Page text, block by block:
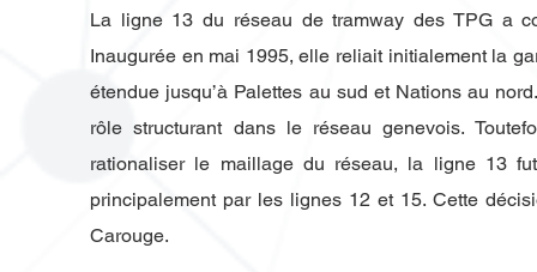
La ligne 13 du réseau de tramway des TPG a
Inaugurée en mai 1995, elle reliait initialement la
étendue jusqu’à Palettes au sud et Nations au
rôle structurant dans le réseau genevois.
rationaliser le maillage du réseau, la ligne 13
principalement par les lignes 12 et 15. Cette
Carouge.